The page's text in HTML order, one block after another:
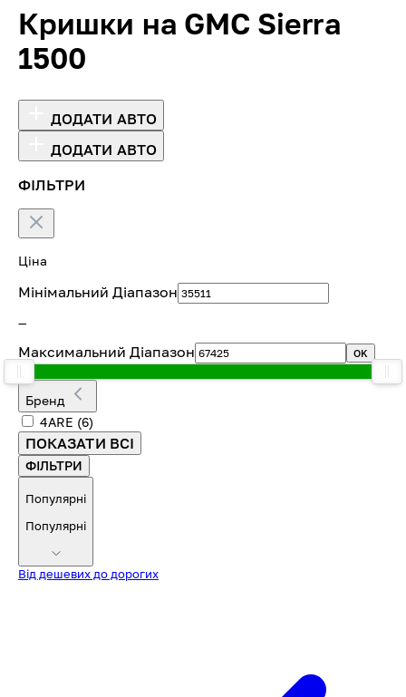
Кришки на GMC Sierra
1500
ДОДАТИ АВТО
ДОДАТИ АВТО
ФІЛЬТРИ
Ціна
Мінімальний Діапазон
—
Максимальний Діапазон OK
Бренд
4ARE (6)
ПОКАЗАТИ ВСІ
ФІЛЬТРИ
Популярні
Популярні
Від дешевих до дорогих